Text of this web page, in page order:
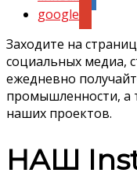
google
Заходите на
социальных медиа,
ежедневно
промышленности, а
наших проектов.
НАШ